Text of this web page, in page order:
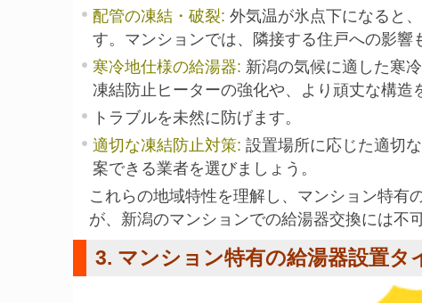
配管の凍結・破裂: 外気温が氷点下になると
す。マンションでは、隣接する住戸への影響
寒冷地仕様の給湯器: 新潟の気候に適した寒
凍結防止ヒーターの強化や、より頑丈な構造
トラブルを未然に防げます。
適切な凍結防止対策: 設置場所に応じた適切
案できる業者を選びましょう。
これらの地域特性を理解し、マンション特有
が、新潟のマンションでの給湯器交換には不
3. マンション特有の給湯器設置タ